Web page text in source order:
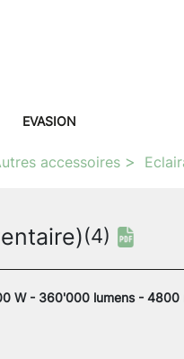
EVASION
accessoires
(4)
W - 360'000 lumens - 4800